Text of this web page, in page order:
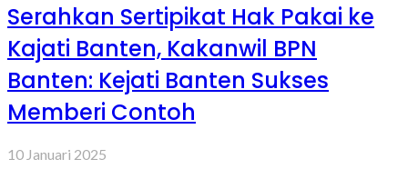
Serahkan Sertipikat Hak Pakai ke
Kajati Banten, Kakanwil BPN
Banten: Kejati Banten Sukses
Memberi Contoh
10 Januari 2025